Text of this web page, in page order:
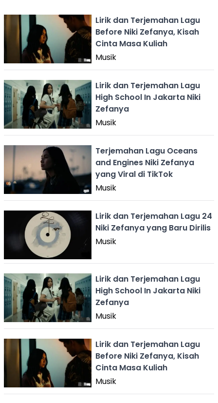
Lirik dan Terjemahan Lagu
Before Niki Zefanya, Kisah
Cinta Masa Kuliah
Musik
Lirik dan Terjemahan Lagu
High School In Jakarta Niki
Zefanya
Musik
Terjemahan Lagu Oceans
and Engines Niki Zefanya
yang Viral di TikTok
Musik
Lirik dan Terjemahan Lagu 24
Niki Zefanya yang Baru Dirilis
Musik
Lirik dan Terjemahan Lagu
High School In Jakarta Niki
Zefanya
Musik
Lirik dan Terjemahan Lagu
Before Niki Zefanya, Kisah
Cinta Masa Kuliah
Musik